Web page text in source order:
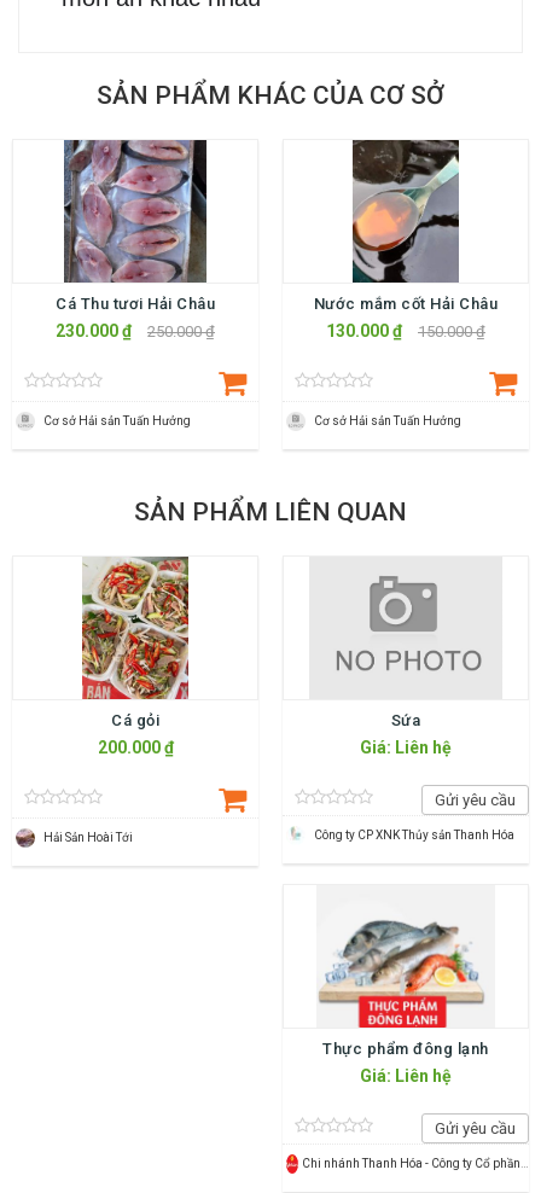
SẢN PHẨM KHÁC CỦA CƠ SỞ
Cá Thu tươi Hải Châu
230.000 ₫ 250.000 ₫
Cơ sở Hải sản Tuấn Hưởng
Nước mắm cốt Hải Châu
130.000 ₫ 150.000 ₫
Cơ sở Hải sản Tuấn Hưởng
SẢN PHẨM LIÊN QUAN
Cá gỏi
200.000 ₫
Hải Sản Hoài Tới
Sứa
Giá: Liên hệ
Gửi yêu cầu
Công ty CP XNK Thủy sản Thanh Hóa
Thực phẩm đông lạnh
Giá: Liên hệ
Gửi yêu cầu